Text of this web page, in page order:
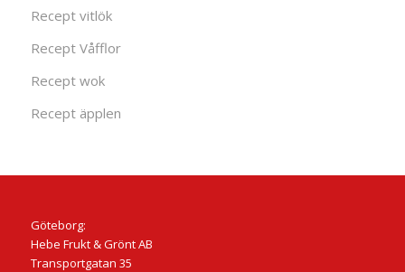
Recept vitlök
Recept Våfflor
Recept wok
Recept äpplen
Göteborg:
Hebe Frukt & Grönt AB
Transportgatan 35